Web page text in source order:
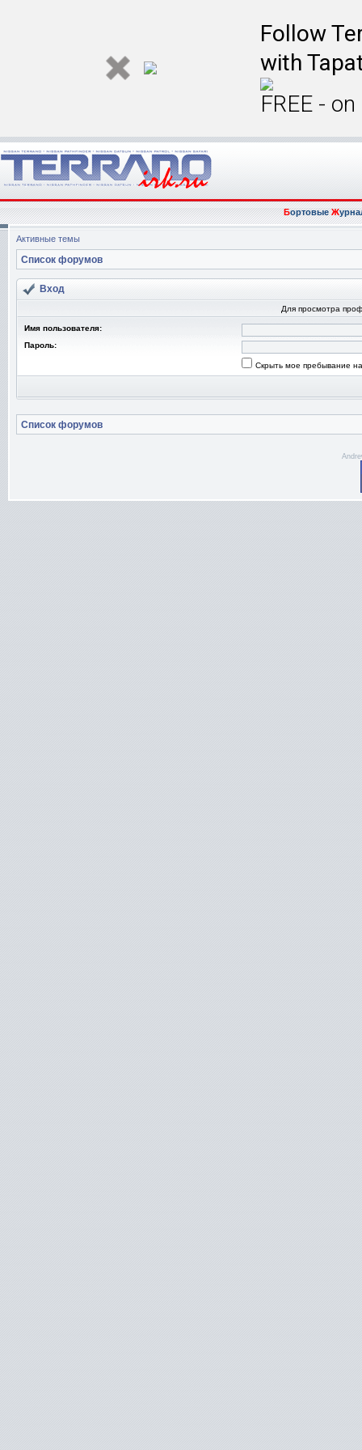
Follow
with
FREE -
БортовыеЖ
Активные темы
Список форумов
Вход
Для просмотра
Имя пользователя:
Пароль:
Скрыть мое пребывание
Список форумов